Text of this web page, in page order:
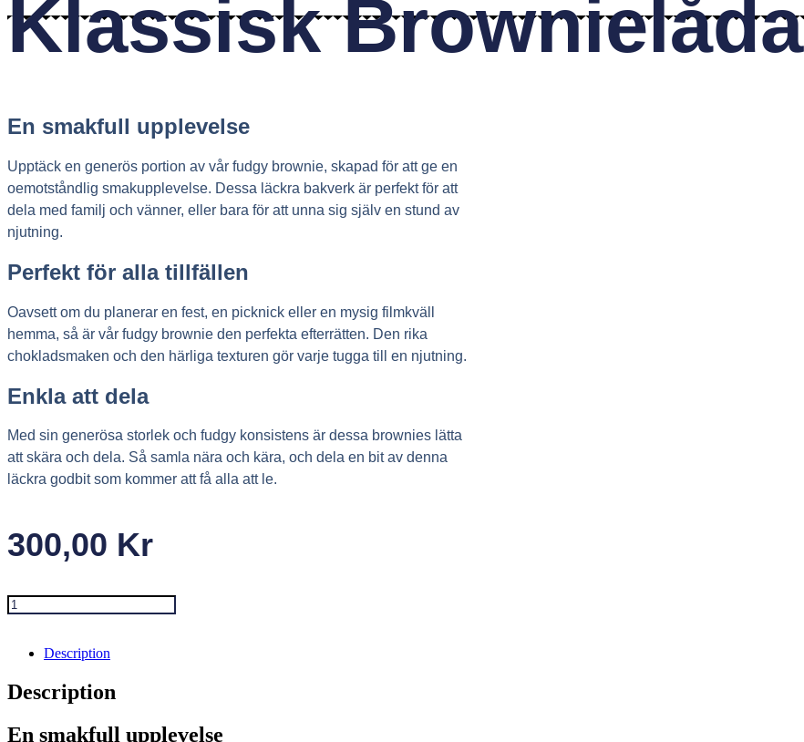
Skip
content
Klassisk Brownielåda
En smakfull upplevelse
Upptäck en generös portion av vår fudgy brownie, skapad för att ge en
oemotståndlig smakupplevelse. Dessa läckra bakverk är perfekt för att
dela med familj och vänner, eller bara för att unna sig själv en stund av
njutning.
Perfekt för alla tillfällen
Oavsett om du planerar en fest, en picknick eller en mysig filmkväll
hemma, så är vår fudgy brownie den perfekta efterrätten. Den rika
chokladsmaken och den härliga texturen gör varje tugga till en njutning.
Enkla att dela
Med sin generösa storlek och fudgy konsistens är dessa brownies lätta
att skära och dela. Så samla nära och kära, och dela en bit av denna
läckra godbit som kommer att få alla att le.
300,00 Kr
Klassisk
Brownielåda
Description
Description
En smakfull upplevelse